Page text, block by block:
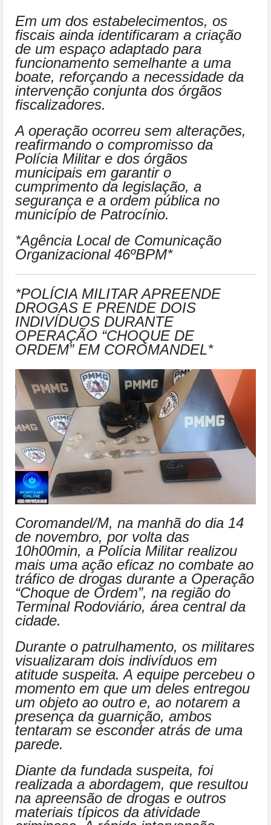
Em um dos estabelecimentos, os
fiscais ainda identificaram a criação
de um espaço adaptado para
funcionamento semelhante a uma
boate, reforçando a necessidade da
intervenção conjunta dos órgãos
fiscalizadores.
A operação ocorreu sem alterações,
reafirmando o compromisso da
Polícia Militar e dos órgãos
municipais em garantir o
cumprimento da legislação, a
segurança e a ordem pública no
município de Patrocínio.
*Agência Local de Comunicação
Organizacional 46ºBPM*
*POLÍCIA MILITAR APREENDE
DROGAS E PRENDE DOIS
INDIVÍDUOS DURANTE
OPERAÇÃO “CHOQUE DE
ORDEM” EM COROMANDEL*
Coromandel/M, na manhã do dia 14
de novembro, por volta das
10h00min, a Polícia Militar realizou
mais uma ação eficaz no combate ao
tráfico de drogas durante a Operação
“Choque de Ordem”, na região do
Terminal Rodoviário, área central da
cidade.
Durante o patrulhamento, os militares
visualizaram dois indivíduos em
atitude suspeita. A equipe percebeu o
momento em que um deles entregou
um objeto ao outro e, ao notarem a
presença da guarnição, ambos
tentaram se esconder atrás de uma
parede.
Diante da fundada suspeita, foi
realizada a abordagem, que resultou
na apreensão de drogas e outros
materiais típicos da atividade